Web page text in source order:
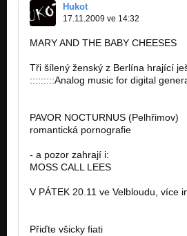
Hukot
17.11.2009 ve 14:32
MARY AND THE BABY CHEESES
Tři šílený ženský z Berlína hrající
:::::::::Analog music for digital
PAVOR NOCTURNUS (Pelhřimov)
romantická pornografie
- a pozor zahrají i:
MOSS CALL LEES
V PÁTEK 20.11 ve Velbloudu, více
Přiďte všicky fiati